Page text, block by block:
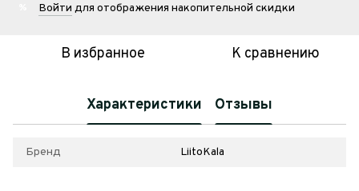
Войти для отображения накопительной скидки
В избранное К сравнению
Характеристики Отзывы
Бренд LiitoKala